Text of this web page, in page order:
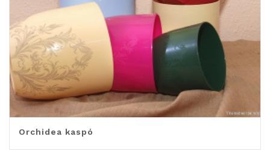
Orchidea kaspó